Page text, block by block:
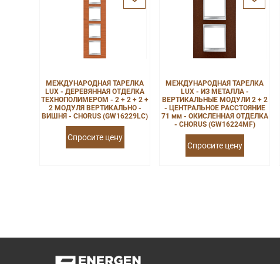
МЕЖДУНАРОДНАЯ ТАРЕЛКА
LUX - ДЕРЕВЯННАЯ ОТДЕЛКА
ТЕХНОПОЛИМЕРОМ - 2 + 2 + 2 +
2 МОДУЛЯ ВЕРТИКАЛЬНО -
ВИШНЯ - CHORUS (GW16229LC)
Спросите цену
МЕЖДУНАРОДНАЯ ТАРЕЛКА
LUX - ИЗ МЕТАЛЛА -
ВЕРТИКАЛЬНЫЕ МОДУЛИ 2 + 2
- ЦЕНТРАЛЬНОЕ РАССТОЯНИЕ
71 мм - ОКИСЛЕННАЯ ОТДЕЛКА
- CHORUS (GW16224MF)
Спросите цену